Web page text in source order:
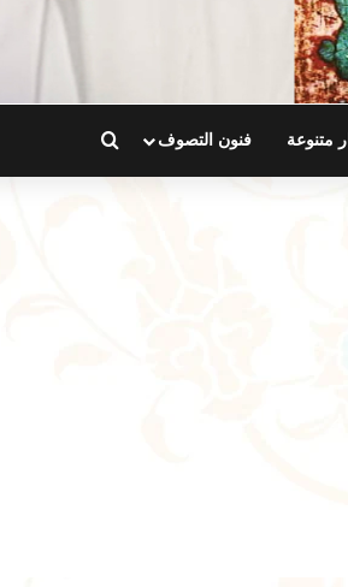
متنوعة فنون التصوف بحث عن